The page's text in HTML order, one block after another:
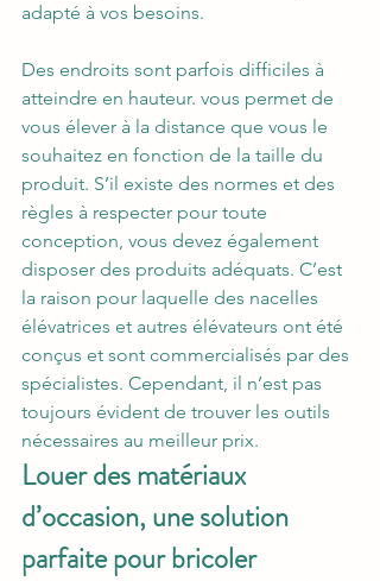
adapté à vos besoins.
Des endroits sont parfois difficiles à
atteindre en hauteur. vous permet de
vous élever à la distance que vous le
souhaitez en fonction de la taille du
produit. S’il existe des normes et des
règles à respecter pour toute
conception, vous devez également
disposer des produits adéquats. C’est
la raison pour laquelle des nacelles
élévatrices et autres élévateurs ont été
conçus et sont commercialisés par des
spécialistes. Cependant, il n’est pas
toujours évident de trouver les outils
nécessaires au meilleur prix.
Louer des matériaux
d’occasion, une solution
parfaite pour bricoler